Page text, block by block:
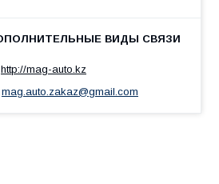
http://mag-auto.kz
mag.auto.zakaz@gmail.com